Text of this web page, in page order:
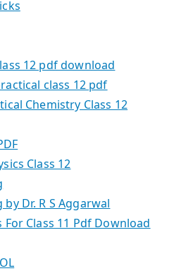
12 pdf download
class 12 pdf
Chemistry Class 12
Class 12
Dr. R S Aggarwal
Class 11 Pdf Download